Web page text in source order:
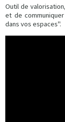
Outil de
et de
dans vos espaces".